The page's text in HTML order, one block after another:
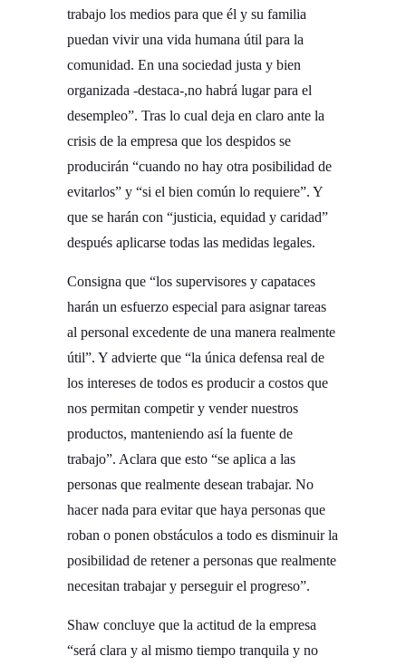
trabajo los medios para que él y su familia
puedan vivir una vida humana útil para la
comunidad. En una sociedad justa y bien
organizada -destaca-,no habrá lugar para el
desempleo”. Tras lo cual deja en claro ante la
crisis de la empresa que los despidos se
producirán “cuando no hay otra posibilidad de
evitarlos” y “si el bien común lo requiere”. Y
que se harán con “justicia, equidad y caridad”
después aplicarse todas las medidas legales.
Consigna que “los supervisores y capataces
harán un esfuerzo especial para asignar tareas
al personal excedente de una manera realmente
útil”. Y advierte que “la única defensa real de
los intereses de todos es producir a costos que
nos permitan competir y vender nuestros
productos, manteniendo así la fuente de
trabajo”. Aclara que esto “se aplica a las
personas que realmente desean trabajar. No
hacer nada para evitar que haya personas que
roban o ponen obstáculos a todo es disminuir la
posibilidad de retener a personas que realmente
necesitan trabajar y perseguir el progreso”.
Shaw concluye que la actitud de la empresa
“será clara y al mismo tiempo tranquila y no